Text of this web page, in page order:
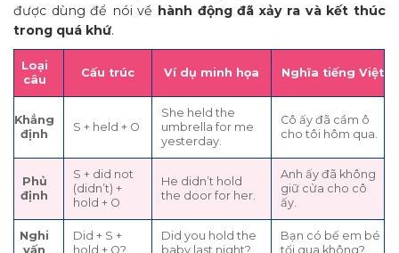
được dùng để nói về hành động đã xảy ra và kết thúc
trong quá khứ.
Loại
câu
Cấu trúc Ví dụ minh họa Nghĩa tiếng Việt
Khẳng
định
S + held + O
She held the
umbrella for me
yesterday.
Cô ấy đã cầm ô
cho tôi hôm qua.
Phủ
định
S + did not
(didn’t) +
hold + O
He didn’t hold
the door for her.
Anh ấy đã không
giữ cửa cho cô
ấy.
Nghi
vấn
Did + S +
hold + O?
Did you hold the
baby last night?
Bạn có bế em bé
tối qua không?